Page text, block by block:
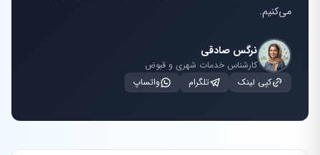
می‌کنیم.
نرگس صادقی
کارشناس خدمات شهری و قبوض
کپی لینک
تلگرام واتساپ